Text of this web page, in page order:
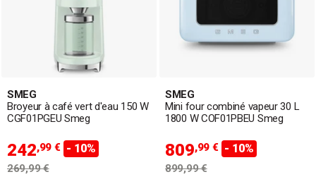
SMEG
Broyeur à café vert d'eau 150 W
CGF01PGEU Smeg
242,99 € - 10%
269,99 €
SMEG
Mini four combiné vapeur 30 L
1800 W COF01PBEU Smeg
809,99 € - 10%
899,99 €